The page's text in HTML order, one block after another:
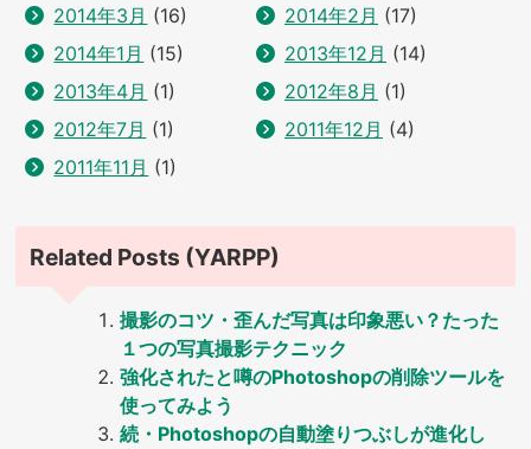
2014年3月 (16) 2014年2月 (17)
2014年1月 (15) 2013年12月 (14)
2013年4月 (1) 2012年8月 (1)
2012年7月 (1) 2011年12月 (4)
2011年11月 (1)
Related Posts (YARPP)
撮影のコツ・歪んだ写真は印象悪い？たった
１つの写真撮影テクニック
強化されたと噂のPhotoshopの削除ツールを
使ってみよう
続・Photoshopの自動塗りつぶしが進化し